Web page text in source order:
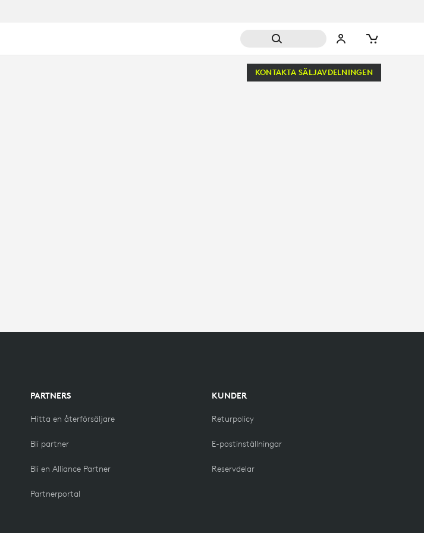
KONTAKTA SÄLJAVDELNINGEN
PARTNERS
Hitta en återförsäljare
Bli partner
Bli en Alliance Partner
Partnerportal
KUNDER
Returpolicy
E-postinställningar
Reservdelar